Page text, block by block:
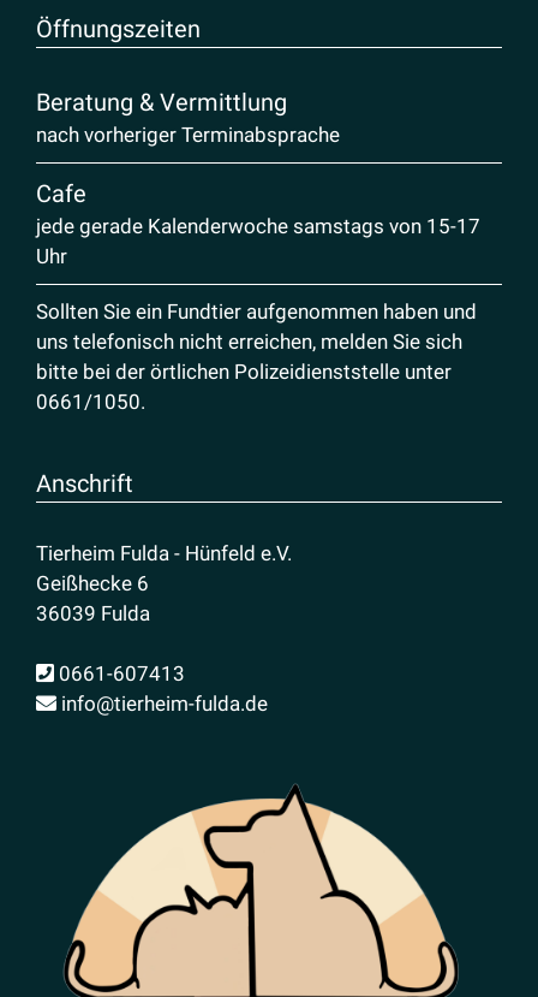
Öffnungs­zeiten
Beratung & Vermittlung
nach vorheriger Terminabsprache
Cafe
jede gerade Kalenderwoche samstags von 15-17
Uhr
Sollten Sie ein Fundtier aufgenommen haben und
uns telefonisch nicht erreichen, melden Sie sich
bitte bei der örtlichen Polizeidienststelle unter
0661/1050.
Anschrift
Tierheim Fulda - Hünfeld e.V.
Geißhecke 6
36039 Fulda
0661-607413
info@tierheim-fulda.de